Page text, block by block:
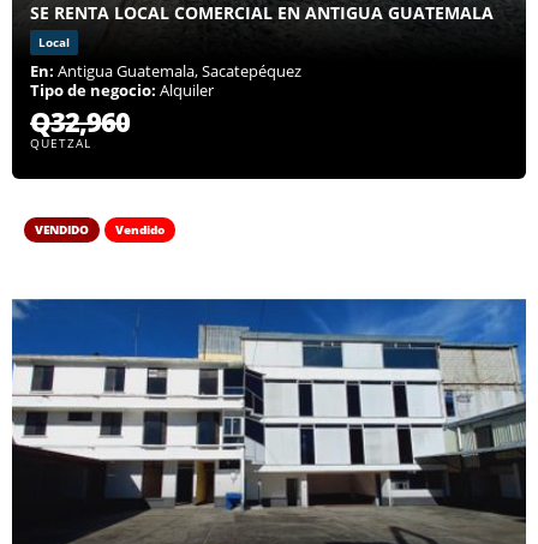
SE RENTA LOCAL COMERCIAL EN ANTIGUA GUATEMALA
Local
En: Antigua Guatemala, Sacatepéquez
Tipo de negocio: Alquiler
Q32,960
QUETZAL
VENDIDO Vendido